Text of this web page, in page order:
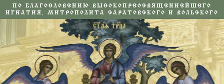
ПО БЛАГОСЛОВЕНИЮ ВЫСОКОПРЕОСВЯЩЕННЕЙШЕГО
ИГНАТИЯ, МИТРОПОЛИТА САРАТОВСКОГО И ВОЛЬСКОГО